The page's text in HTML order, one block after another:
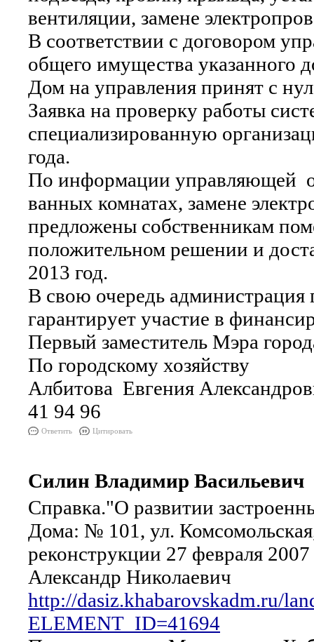
вентиляции, замене
В соответствии с договором
общего имущества указанного
Дом на управления принят с
Заявка на проверку работы
специализированную
года.
По информации управляющей
ванных комнатах, замене
предложены собственникам
положительном решении и
2013 год.
В свою очередь администрация
гарантирует участие в
Первый заместитель Мэра
По городскому
Албитова Евгения
41 94 96
Ответить Цитировать
Силин Владимир Васильевич
Справка."О развитии
Дома: № 101, ул.
реконструкции 27 февраля
Александр Николаевич
http://dasiz.khabarovskadm.ru/
ELEMENT_ID=41694